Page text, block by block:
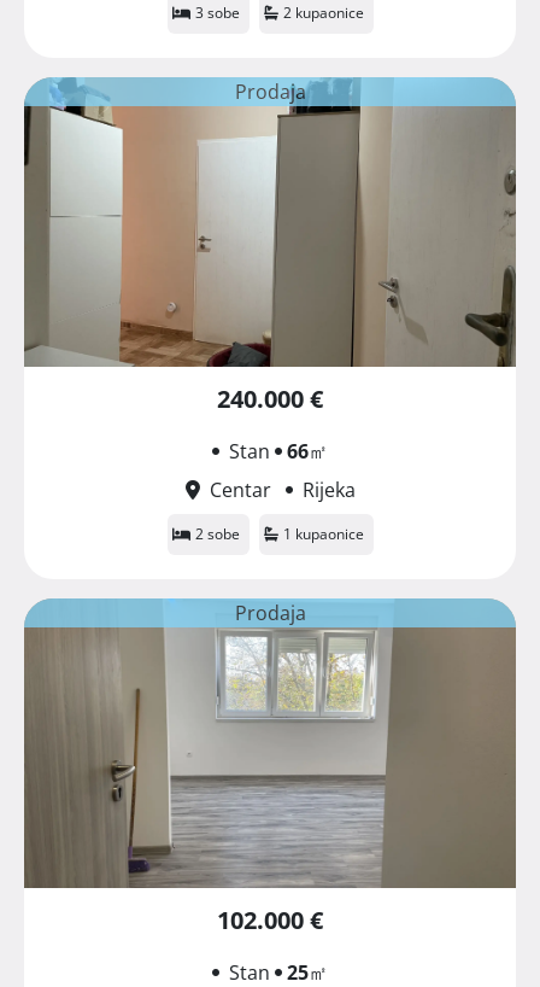
3 sobe 2 kupaonice
Prodaja
240.000 €
Stan 66㎡
Centar
Rijeka
2 sobe 1 kupaonice
Prodaja
102.000 €
Stan 25㎡